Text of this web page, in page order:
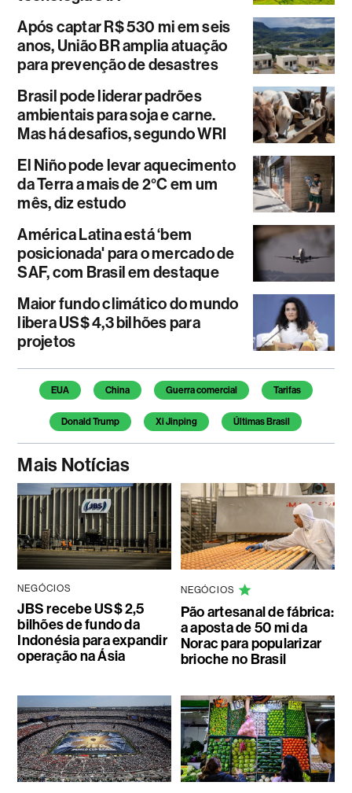
Após captar R$ 530 mi em seis
anos, União BR amplia atuação
para prevenção de desastres
Brasil pode liderar padrões
ambientais para soja e carne.
Mas há desafios, segundo WRI
El Niño pode levar aquecimento
da Terra a mais de 2°C em um
mês, diz estudo
América Latina está ‘bem
posicionada' para o mercado de
SAF, com Brasil em destaque
Maior fundo climático do mundo
libera US$ 4,3 bilhões para
projetos
Temas deste artigo
EUA China Guerra comercial Tarifas
Donald Trump Xi Jinping Últimas Brasil
Mais Notícias
NEGÓCIOS
JBS recebe US$ 2,5
bilhões de fundo da
Indonésia para expandir
operação na Ásia
NEGÓCIOS
Pão artesanal de fábrica:
a aposta de 50 mi da
Norac para popularizar
brioche no Brasil